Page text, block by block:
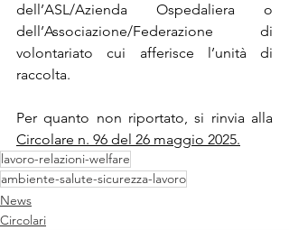
dell’ASL/Azienda Ospedaliera o
dell’Associazione/Federazione di
volontariato cui afferisce l’unità di
raccolta.
Circolare n. 96 del 26 maggio 2025.
lavoro-relazioni-welfare
ambiente-salute-sicurezza-lavoro
News
Circolari